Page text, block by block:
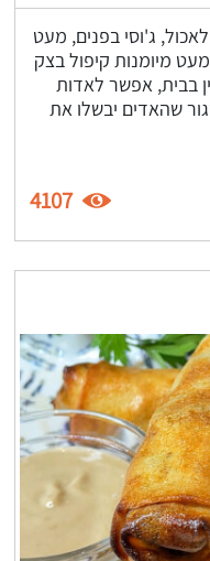
ג'וסי בפנים, מעט
מיומנות קיפול בצק
בבית, אפשר לאדות
שהאדים יבשלו את
4107